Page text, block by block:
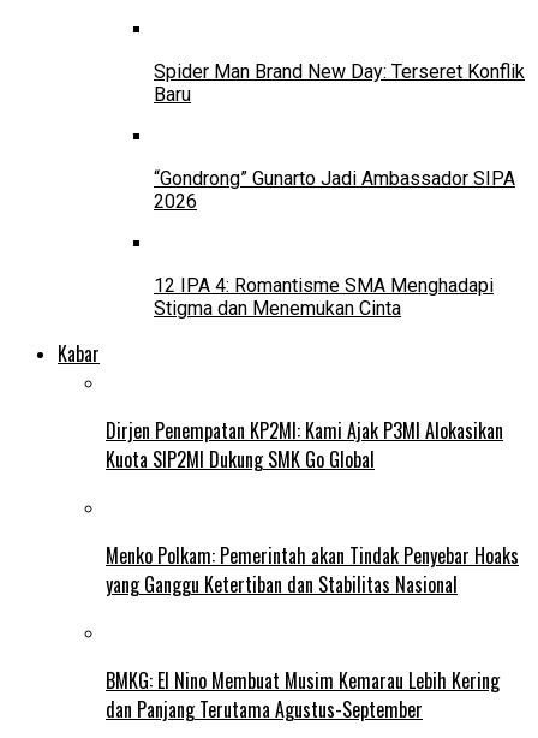
Spider Man Brand New Day: Terseret Konflik
Baru
“Gondrong” Gunarto Jadi Ambassador SIPA
2026
12 IPA 4: Romantisme SMA Menghadapi
Stigma dan Menemukan Cinta
Kabar
Dirjen Penempatan KP2MI: Kami Ajak P3MI Alokasikan
Kuota SIP2MI Dukung SMK Go Global
Menko Polkam: Pemerintah akan Tindak Penyebar Hoaks
yang Ganggu Ketertiban dan Stabilitas Nasional
BMKG: El Nino Membuat Musim Kemarau Lebih Kering
dan Panjang Terutama Agustus-September